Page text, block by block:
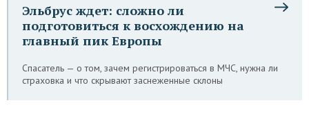
Эльбрус ждет: сложно ли
подготовиться к восхождению на
главный пик Европы
Спасатель — о том, зачем регистрироваться в МЧС, нужна ли
страховка и что скрывают заснеженные склоны